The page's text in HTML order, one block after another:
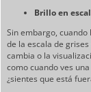
Brillo en
Sin embargo,
de la escala de
cambia o la
como cuando ves
¿sientes que está